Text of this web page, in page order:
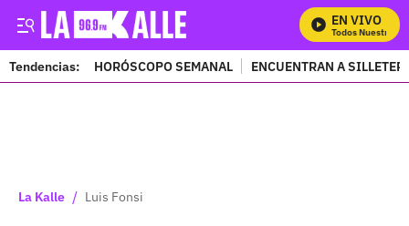
EN VIVO
Mira Todos Nuestros
Tendencias: HORÓSCOPO SEMANAL ENCUENTRAN A
La Kalle / Luis Fonsi